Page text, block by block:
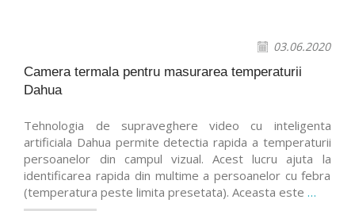
03.06.2020
Camera termala pentru masurarea temperaturii
Dahua
Tehnologia de supraveghere video cu inteligenta
artificiala Dahua permite detectia rapida a temperaturii
persoanelor din campul vizual. Acest lucru ajuta la
identificarea rapida din multime a persoanelor cu febra
(temperatura peste limita presetata). Aceasta este…